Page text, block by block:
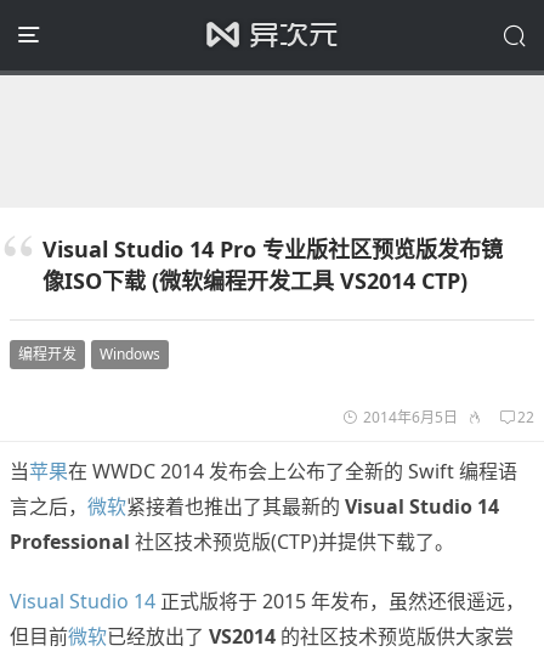
Visual Studio 14 Pro 专业版社区预览版发布镜
像ISO下载 (微软编程开发工具 VS2014 CTP)
编程开发 Windows
2014年6月5日 22
当苹果在 WWDC 2014 发布会上公布了全新的 Swift 编程语
言之后， 微软紧接着也推出了其最新的 Visual Studio 14
Professional 社区技术预览版(CTP)并提供下载了。
Visual Studio 14 正式版将于 2015 年发布，虽然还很遥远，
但目前微软已经放出了 VS2014 的社区技术预览版供大家尝